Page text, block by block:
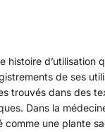
histoire d’utilisation
de ses
trouvés dans des
Dans la
comme une plante